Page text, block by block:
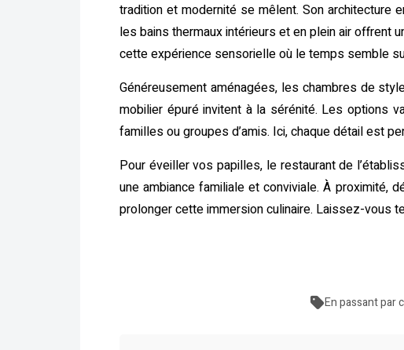
tradition et modernité se mêlent. Son architecture
les bains thermaux intérieurs et en plein air offrent
cette expérience sensorielle où le temps semble
Généreusement aménagées, les chambres de
mobilier épuré invitent à la sérénité. Les options
familles ou groupes d’amis. Ici, chaque détail est
Pour éveiller vos papilles, le restaurant de
une ambiance familiale et conviviale. À proximité,
prolonger cette immersion culinaire. Laissez-vous
En passant par